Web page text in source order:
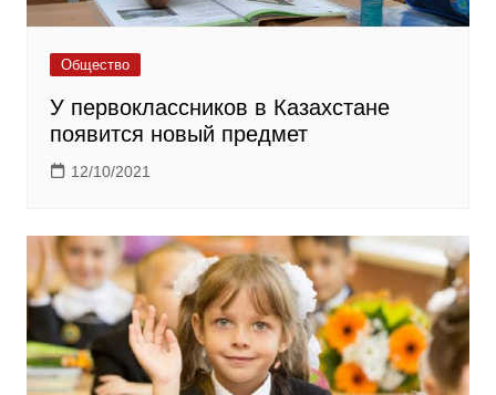
Общество
У первоклассников в Казахстане
появится новый предмет
12/10/2021